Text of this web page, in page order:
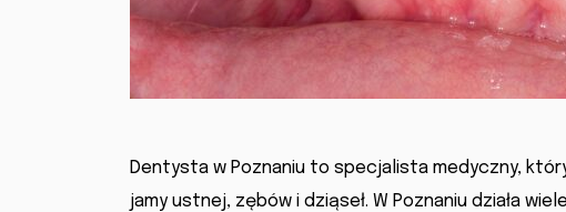
Dentysta w Poznaniu to specjalista medyczny,
jamy ustnej, zębów i dziąseł. W Poznaniu działa